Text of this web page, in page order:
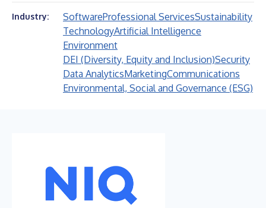
Industry: SoftwareProfessional ServicesSustainability
TechnologyArtificial Intelligence
Environment
DEI (Diversity, Equity and Inclusion)Security
Data AnalyticsMarketingCommunications
Environmental, Social and Governance (ESG)